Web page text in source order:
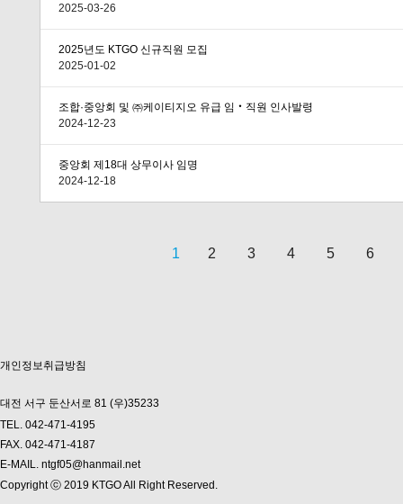
2025-03-26
2025년도 KTGO 신규직원 모집
2025-01-02
조합·중앙회 및 ㈜케이티지오 유급 임‧직원 인사발령
2024-12-23
중앙회 제18대 상무이사 임명
2024-12-18
1 2 3 4 5 6
개인정보취급방침
대전 서구 둔산서로 81 (우)35233
TEL. 042-471-4195
FAX. 042-471-4187
E-MAIL. ntgf05@hanmail.net
Copyright ⓒ 2019 KTGO All Right Reserved.